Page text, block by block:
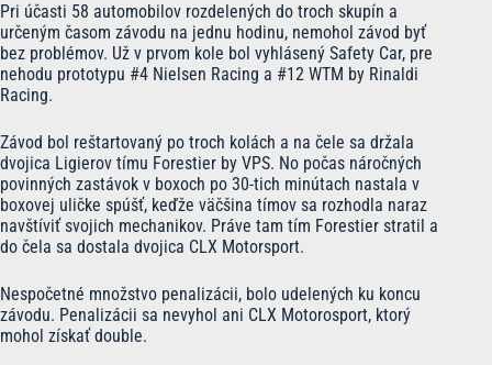
Pri účasti 58 automobilov rozdelených do troch skupín a
určeným časom závodu na jednu hodinu, nemohol závod byť
bez problémov. Už v prvom kole bol vyhlásený Safety Car, pre
nehodu prototypu #4 Nielsen Racing a #12 WTM by Rinaldi
Racing.
Závod bol reštartovaný po troch kolách a na čele sa držala
dvojica Ligierov tímu Forestier by VPS. No počas náročných
povinných zastávok v boxoch po 30-tich minútach nastala v
boxovej uličke spúšť, keďže väčšina tímov sa rozhodla naraz
navštíviť svojich mechanikov. Práve tam tím Forestier stratil a
do čela sa dostala dvojica CLX Motorsport.
Nespočetné množstvo penalizácii, bolo udelených ku koncu
závodu. Penalizácii sa nevyhol ani CLX Motorosport, ktorý
mohol získať double.